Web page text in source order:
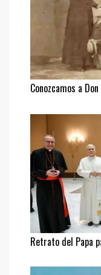
Conozcamos a
Retrato del Papa